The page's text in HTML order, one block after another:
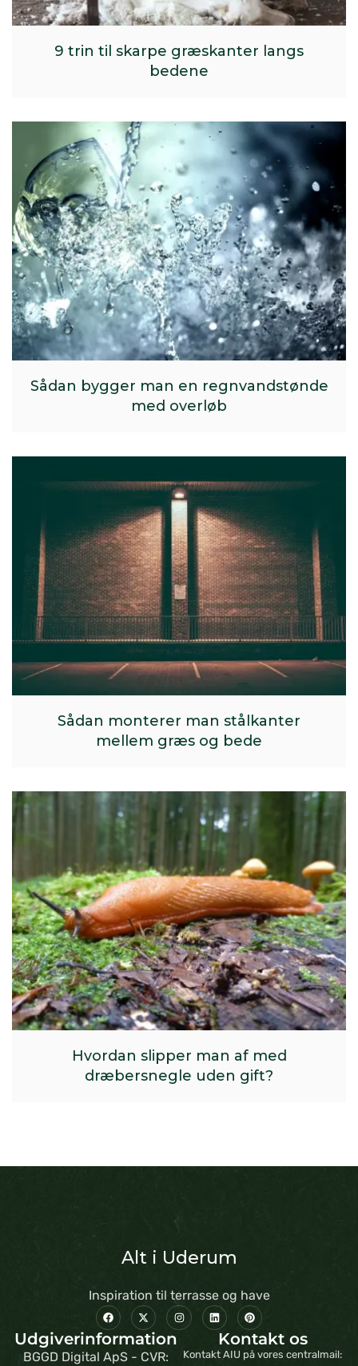
9 trin til skarpe græskanter langs
bedene
Sådan bygger man en regnvandstønde
med overløb
Sådan monterer man stålkanter
mellem græs og bede
Hvordan slipper man af med
dræbersnegle uden gift?
Alt i Uderum
Inspiration til terrasse og have
Udgiverinformation
BGGD Digital ApS - CVR:
Kontakt os
Kontakt AIU på vores centralmail: